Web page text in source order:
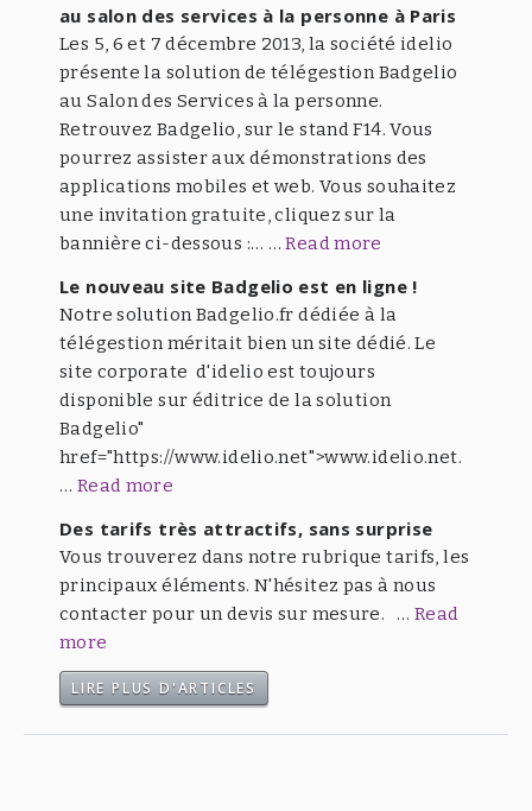
au salon des services à la personne à Paris
Les 5, 6 et 7 décembre 2013, la société idelio
présente la solution de télégestion Badgelio
au Salon des Services à la personne.
Retrouvez Badgelio, sur le stand F14. Vous
pourrez assister aux démonstrations des
applications mobiles et web. Vous souhaitez
une invitation gratuite, cliquez sur la
bannière ci-dessous :… …Read more
Le nouveau site Badgelio est en ligne !
Notre solution Badgelio.fr dédiée à la
télégestion méritait bien un site dédié. Le
site corporate d'idelio est toujours
disponible sur éditrice de la solution
Badgelio"
href="https://www.idelio.net">www.idelio.net.
… Read more
Des tarifs très attractifs, sans surprise
Vous trouverez dans notre rubrique tarifs, les
principaux éléments. N'hésitez pas à nous
contacter pour un devis sur mesure. … Read
more
LIRE PLUS D'ARTICLES